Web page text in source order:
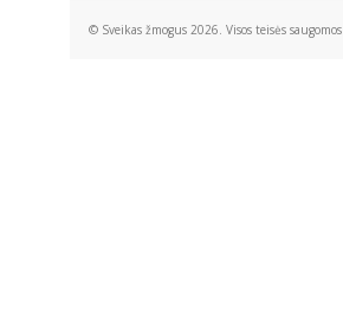
© Sveikas žmogus 2026. Visos teisės saugomos